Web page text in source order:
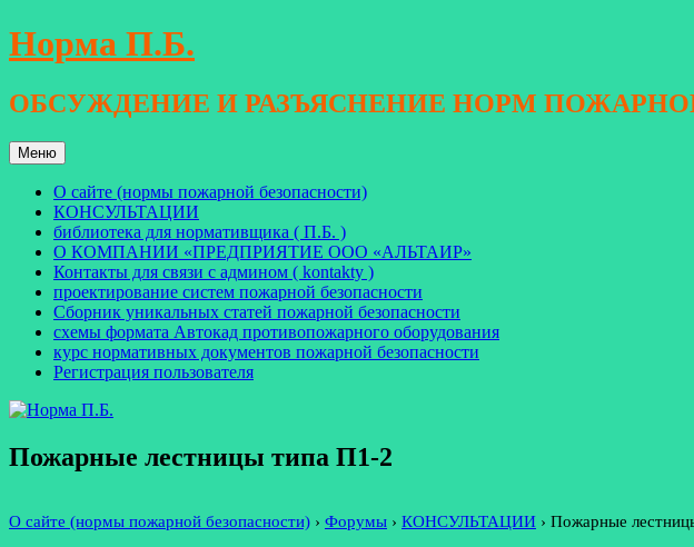
Перейти
к
Норма П.Б.
ОБСУЖДЕНИЕ И РАЗЪЯСНЕНИЕ НОРМ
Меню
О сайте (нормы пожарной безопасности)
КОНСУЛЬТАЦИИ
библиотека для нормативщика ( П.Б. )
О КОМПАНИИ «ПРЕДПРИЯТИЕ ООО «АЛЬТАИР»
Контакты для связи с админом ( kontakty )
проектирование систем пожарной безопасности
Сборник уникальных статей пожарной безопасности
схемы формата Автокад противопожарного оборудования
курс нормативных документов пожарной безопасности
Регистрация пользователя
Пожарные лестницы типа П1-2
О сайте (нормы пожарной безопасности) › Форумы › КОНСУЛЬТАЦИИ › Пожарные